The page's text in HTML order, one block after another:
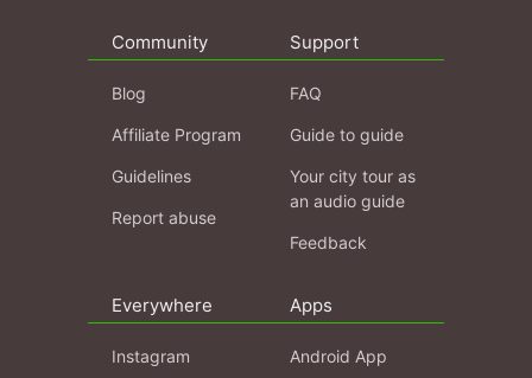
Community
Blog
Affiliate Program
Guidelines
Report abuse
Support
FAQ
Guide to guide
Your city tour as
an audio guide
Feedback
Everywhere
Instagram
Apps
Android App